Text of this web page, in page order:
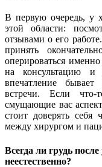
В первую очередь, у
этой области:
отзывами о его
принять
оперироваться
на консультацию и
впечатление
встречи. Если что-
смущающие вас
стоит доверять себя
между хирургом и
Всегда ли грудь
неестественно?